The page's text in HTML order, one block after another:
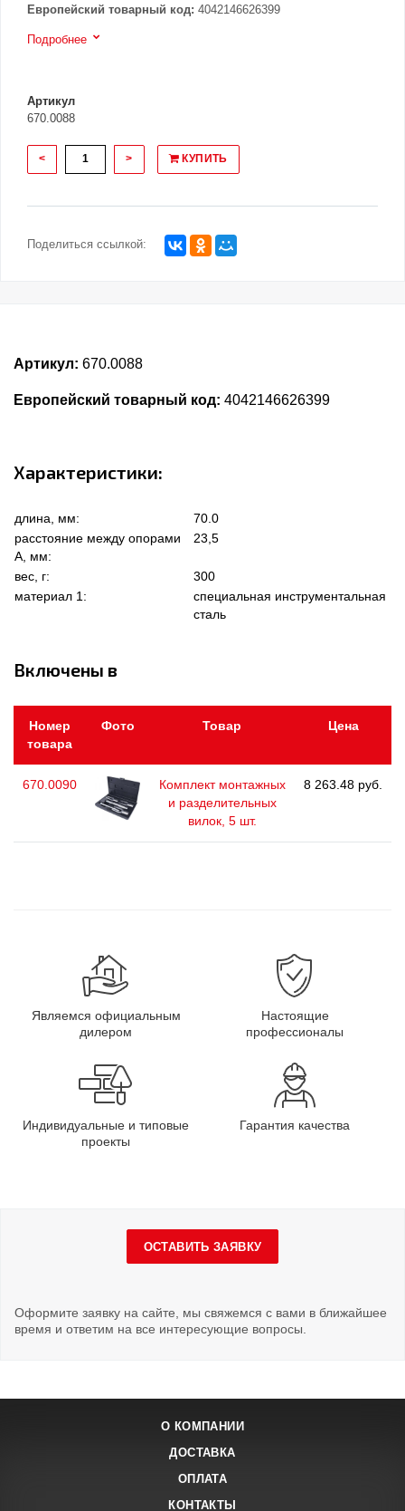
Европейский товарный код: 4042146626399
Подробнее
Артикул
670.0088
< > КУПИТЬ
Поделиться ссылкой:
Артикул: 670.0088
Европейский товарный код: 4042146626399
Характеристики:
длина, мм:
70.0
расстояние между опорами
А, мм:
23,5
вес, г:
300
материал 1:
специальная инструментальная
сталь
Включены в
Номер
товара
Фото Товар Цена
670.0090
Комплект монтажных
и разделительных
вилок, 5 шт.
8 263.48 руб.
Являемся официальным
дилером
Настоящие
профессионалы
Индивидуальные и типовые
проекты
Гарантия качества
ОСТАВИТЬ ЗАЯВКУ
Оформите заявку на сайте, мы свяжемся с вами в ближайшее
время и ответим на все интересующие вопросы.
О КОМПАНИИ
ДОСТАВКА
ОПЛАТА
КОНТАКТЫ